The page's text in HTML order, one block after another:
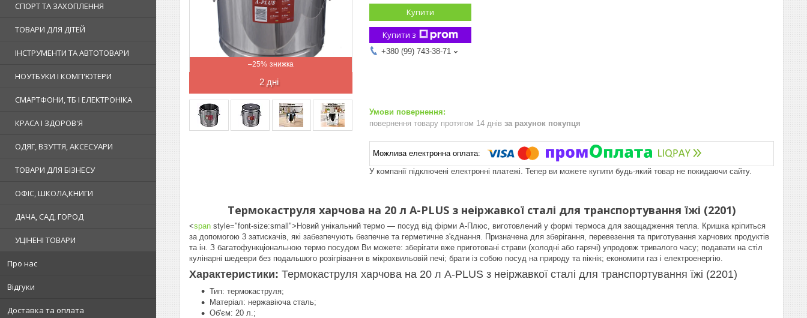
СПОРТ ТА ЗАХОПЛЕННЯ
ТОВАРИ ДЛЯ ДІТЕЙ
ІНСТРУМЕНТИ ТА АВТОТОВАРИ
НОУТБУКИ І КОМП'ЮТЕРИ
СМАРТФОНИ, ТБ І ЕЛЕКТРОНІКА
КРАСА І ЗДОРОВ'Я
ОДЯГ, ВЗУТТЯ, АКСЕСУАРИ
ТОВАРИ ДЛЯ БІЗНЕСУ
ОФІС, ШКОЛА,КНИГИ
ДАЧА, САД, ГОРОД
УЦІНЕНІ ТОВАРИ
Про нас
Відгуки
Доставка та оплата
–25%
2 дні
Купити
Купити з
+380 (99) 743-38-71
повернення товару протягом 14 днів за рахунок покупця
У компанії підключені електронні платежі. Тепер ви можете купити будь-який товар не покидаючи сайту.
Термокаструля харчова на 20 л A-PLUS з неіржавкої сталі для транспортування їжі (2201)
<span style="font-size:small">Новий унікальний термо — посуд від фірми А-Плюс, виготовлений у формі термоса для заощадження тепла. Кришка кріпиться
за допомогою 3 затискачів, які забезпечують безпечне та герметичне з'єднання. Призначена для зберігання, перевезення та приготування харчових продуктів
та ін. З багатофункціональною термо посудом Ви можете: зберігати вже приготовані страви (холодні або гарячі) упродовж тривалого часу; подавати на стіл
кулінарні шедеври без подальшого розігрівання в мікрохвильовій печі; брати із собою посуд на природу та пікнік; економити газ і електроенергію.
Характеристики: Термокаструля харчова на 20 л A-PLUS з неіржавкої сталі для транспортування їжі (2201)
Тип: термокаструля;
Матеріал: нержавіюча сталь;
Об'єм: 20 л.;